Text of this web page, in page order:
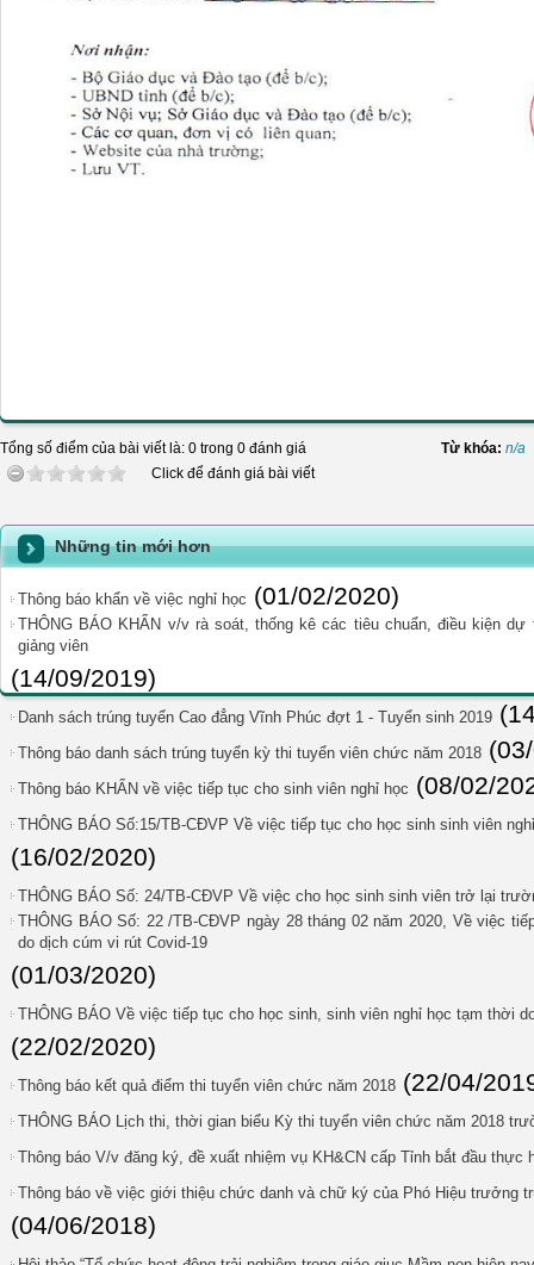
Tổng số điểm của bài viết là: 0 trong 0 đánh giá
Click để đánh giá bài viết
Từ khóa: n/a
Những tin mới hơn
Thông báo khẩn về việc nghỉ học (01/02/2020)
THÔNG BÁO KHẨN v/v rà soát, thống kê các tiêu chuẩn, điều kiện
giảng viên
(14/09/2019)
Danh sách trúng tuyển Cao đẳng Vĩnh Phúc đợt 1 - Tuyển sinh 2019
Thông báo danh sách trúng tuyển kỳ thi tuyển viên chức năm 2018
Thông báo KHẨN về việc tiếp tục cho sinh viên nghỉ học (08/02/
THÔNG BÁO Số:15/TB-CĐVP Về việc tiếp tục cho học sinh sinh viên
(16/02/2020)
THÔNG BÁO Số: 24/TB-CĐVP Về việc cho học sinh sinh viên trở lại
THÔNG BÁO Số: 22 /TB-CĐVP ngày 28 tháng 02 năm 2020, Về việc
do dịch cúm vi rút Covid-19
(01/03/2020)
THÔNG BÁO Về việc tiếp tục cho học sinh, sinh viên nghỉ học tạm thời
(22/02/2020)
Thông báo kết quả điểm thi tuyển viên chức năm 2018 (22/04/
THÔNG BÁO Lịch thi, thời gian biểu Kỳ thi tuyển viên chức năm 2018
Thông báo V/v đăng ký, đề xuất nhiệm vụ KH&CN cấp Tỉnh bắt đầu thực
Thông báo về việc giới thiệu chức danh và chữ ký của Phó Hiệu trưởng
(04/06/2018)